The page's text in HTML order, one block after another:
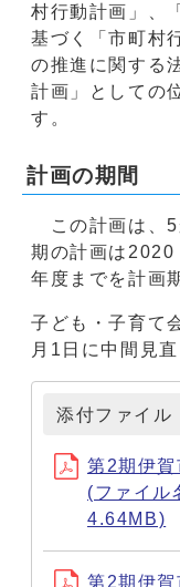
村行動計画」、
基づく「市町村
の推進に関する
計画」としての
す。
計画の期間
この計画は、5
期の計画は2020
年度までを計画
子ども・子育て
月1日に中間見
添付ファイル
第2期伊
(ファイル
4.64MB)
第2期伊